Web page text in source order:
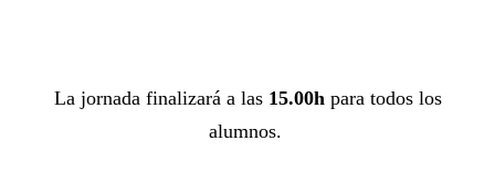
La jornada finalizará a las 15.00hpara todos los
alumnos.